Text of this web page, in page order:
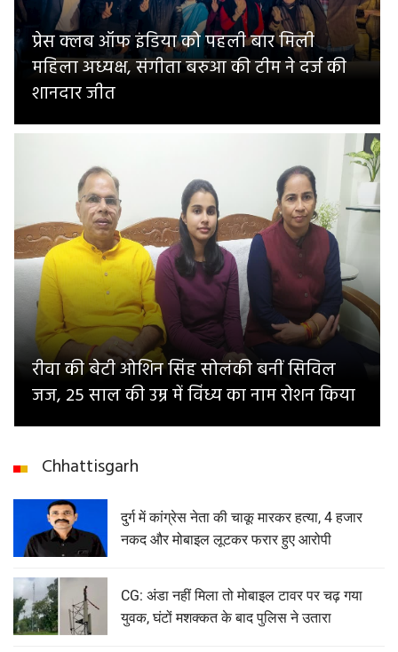
प्रेस क्लब ऑफ इंडिया को पहली बार मिली
महिला अध्यक्ष, संगीता बरुआ की टीम ने दर्ज की
शानदार जीत
रीवा की बेटी ओशिन सिंह सोलंकी बनीं सिविल
जज, 25 साल की उम्र में विंध्य का नाम रोशन किया
Chhattisgarh
दुर्ग में कांग्रेस नेता की चाकू मारकर हत्या, 4 हजार
नकद और मोबाइल लूटकर फरार हुए आरोपी
CG: अंडा नहीं मिला तो मोबाइल टावर पर चढ़ गया
युवक, घंटों मशक्कत के बाद पुलिस ने उतारा